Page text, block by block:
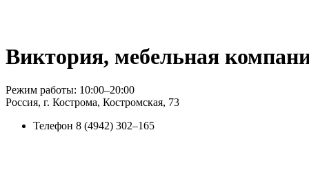
Виктория, мебельная
Режим работы: 10:00–20:00
Россия, г. Кострома, Костромская, 73
Телефон 8 (4942) 302‒165